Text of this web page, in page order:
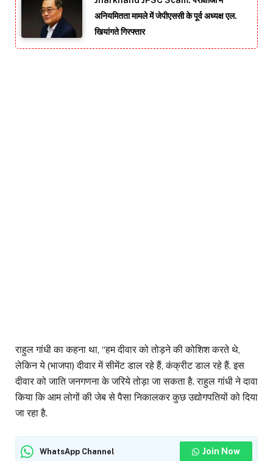
अनियमितता मामले में जेपीएससी के पूर्व अध्यक्ष एल.
खियांगते गिरफ्तार
राहुल गांधी का कहना था, ‘‘हम दीवार को तोड़ने की कोशिश करते थे,
लेकिन ये (भाजपा) दीवार में सीमेंट डाल रहे हैं, कंक्रीट डाल रहे हैं. इस
दीवार को जाति जनगणना के जरिये तोड़ा जा सकता है. राहुल गांधी ने दावा
किया कि आम लोगों की जेब से पैसा निकालकर कुछ उद्योगपतियों को दिया
जा रहा है.
WhatsApp Channel Join Now